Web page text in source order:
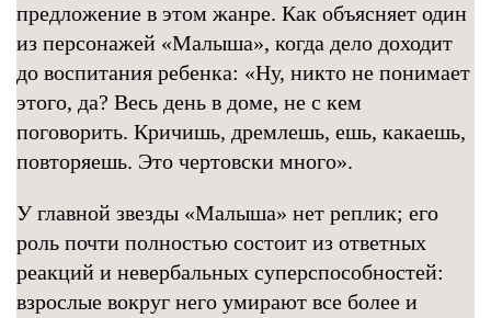
предложение в этом жанре. Как объясняет один
из персонажей «Малыша», когда дело доходит
до воспитания ребенка: «Ну, никто не понимает
этого, да? Весь день в доме, не с кем
поговорить. Кричишь, дремлешь, ешь, какаешь,
повторяешь. Это чертовски много».
У главной звезды «Малыша» нет реплик; его
роль почти полностью состоит из ответных
реакций и невербальных суперспособностей:
взрослые вокруг него умирают все более и